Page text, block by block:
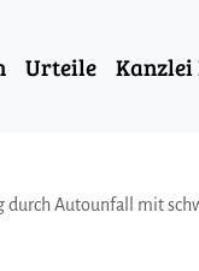
Urteile
durch Autounfall mit